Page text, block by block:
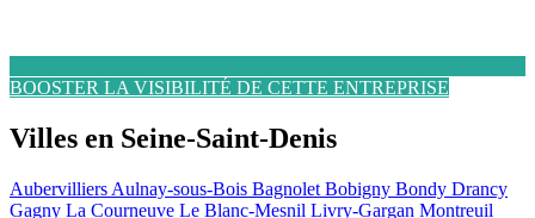
BOOSTER LA VISIBILITÉ DE CETTE ENTREPRISE
Villes en Seine-Saint-Denis
Aubervilliers Aulnay-sous-Bois Bagnolet Bobigny Bondy Drancy
Gagny La Courneuve Le Blanc-Mesnil Livry-Gargan Montreuil